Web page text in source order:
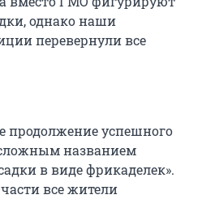
однако наши
перевернули все
продолжение успешного
названием
в виде фрикаделек».
все жители